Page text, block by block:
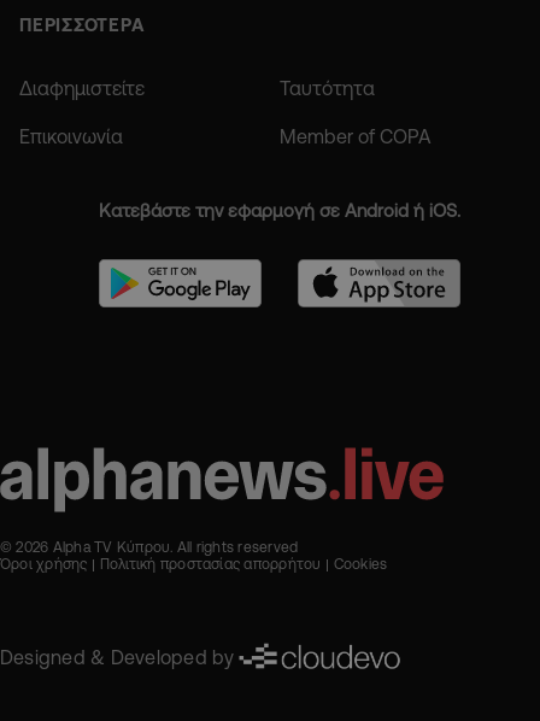
ΠΕΡΙΣΣΟΤΕΡΑ
Διαφημιστείτε Ταυτότητα
Επικοινωνία Member of COPA
Κατεβάστε την εφαρμογή σε Android ή iOS.
© 2026 Alpha TV Κύπρου. All rights reserved
Όροι χρήσης
Πολιτική προστασίας απορρήτου Cookies
Designed & Developed by